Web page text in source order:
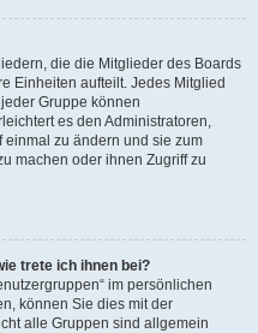
die die Mitglieder des Boards
Einheiten aufteilt. Jedes Mitglied
Gruppe können
es den Administratoren,
einmal zu ändern und sie zum
machen oder ihnen Zugriff zu
trete ich ihnen bei?
im persönlichen
können Sie dies mit der
alle Gruppen sind allgemein